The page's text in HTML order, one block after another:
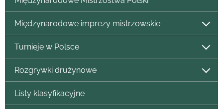
Międzynarodowe imprezy mistrzowskie
Turnieje w Polsce
Rozgrywki drużynowe
Listy klasyfikacyjne